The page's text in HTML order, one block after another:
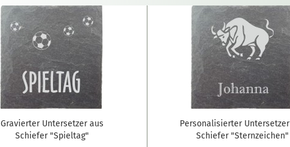
Gravierter Untersetzer aus
Schiefer "Spieltag"
Personalisierter
Schiefer "Sternzeichen"